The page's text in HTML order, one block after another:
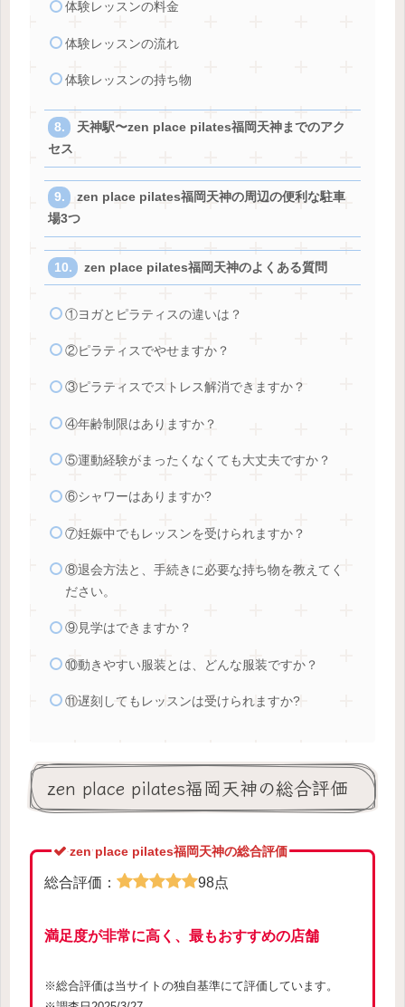
体験レッスンの料金
体験レッスンの流れ
体験レッスンの持ち物
天神駅〜zen place pilates福岡天神までのアク
セス
zen place pilates福岡天神の周辺の便利な駐車
場3つ
zen place pilates福岡天神のよくある質問
①ヨガとピラティスの違いは？
②ピラティスでやせますか？
③ピラティスでストレス解消できますか？
④年齢制限はありますか？
⑤運動経験がまったくなくても大丈夫ですか？
⑥シャワーはありますか?
⑦妊娠中でもレッスンを受けられますか？
⑧退会方法と、手続きに必要な持ち物を教えてく
ださい。
⑨見学はできますか？
⑩動きやすい服装とは、どんな服装ですか？
⑪遅刻してもレッスンは受けられますか?
zen place pilates福岡天神の総合評価
zen place pilates福岡天神の総合評価
総合評価： 98点
満足度が非常に高く、最もおすすめの店舗
※総合評価は当サイトの独自基準にて評価しています。